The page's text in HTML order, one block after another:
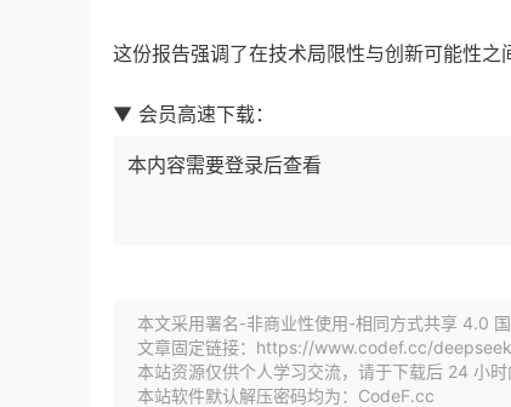
这份报告强调了在技术局限性与创新可能性之
▼ 会员高速下载：
本内容需要登录后查看
本文采用署名-非商业性使用-相同方式共享 4.0
文章固定链接：https://www.codef.cc/
本站资源仅供个人学习交流，请于下载后 24 小
本站软件默认解压密码均为：CodeF.cc